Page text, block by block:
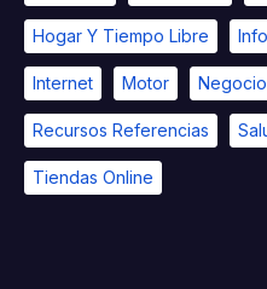
Hogar Y Tiempo Libre
Internet Motor
Recursos Referencias
Tiendas Online